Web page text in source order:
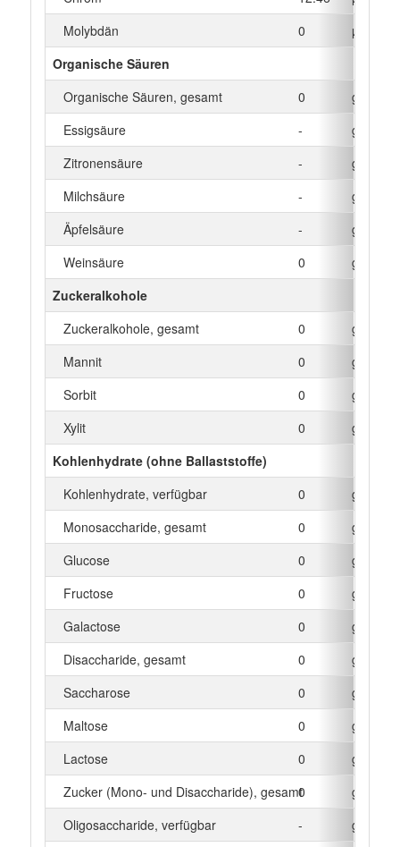
Molybdän
0
µg
Organische Säuren
Organische Säuren, gesamt
0
g
Essigsäure
-
g
Zitronensäure
-
g
Milchsäure
-
g
Äpfelsäure
-
g
Weinsäure
0
g
Zuckeralkohole
Zuckeralkohole, gesamt
0
g
Mannit
0
g
Sorbit
0
g
Xylit
0
g
Kohlenhydrate (ohne Ballaststoffe)
Kohlenhydrate, verfügbar
0
g
Monosaccharide, gesamt
0
g
Glucose
0
g
Fructose
0
g
Galactose
0
g
Disaccharide, gesamt
0
g
Saccharose
0
g
Maltose
0
g
Lactose
0
g
Zucker (Mono- und Disaccharide), gesamt0
g
Oligosaccharide, verfügbar
-
g